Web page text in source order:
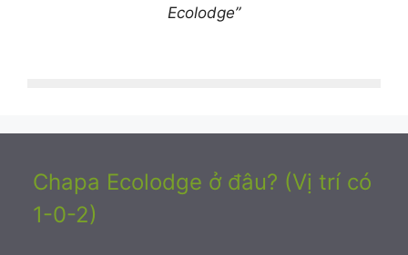
Ecolodge”
Chapa Ecolodge ở đâu? (Vị trí có
1-0-2)